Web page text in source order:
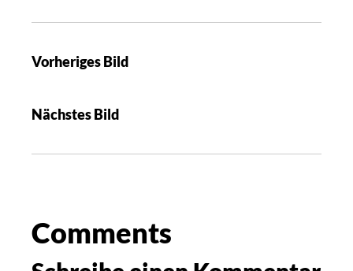
Vorheriges Bild
Nächstes Bild
Comments